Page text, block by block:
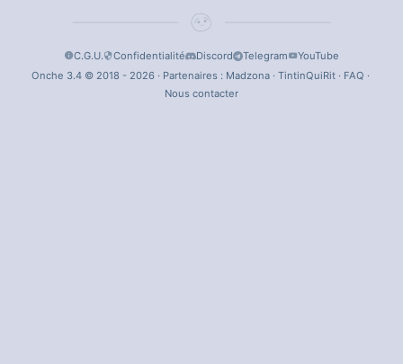
C.G.U. Confidentialité Discord Telegram
YouTube
Onche 3.4 © 2018 - 2026 · Partenaires : Madzona· TintinQuiRit· FAQ ·
Nous contacter